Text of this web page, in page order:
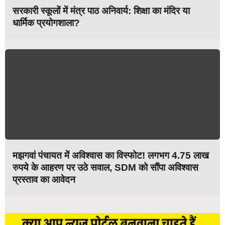
सरकारी स्कूलों में मंत्र पाठ अनिवार्य: शिक्षा का मंदिर या
धार्मिक प्रयोगशाला?
मझगवां पंचायत में अविश्वास का विस्फोट! लगभग 4.75 लाख
रुपये के आहरण पर उठे सवाल, SDM को सौंपा अविश्वास
प्रस्ताव का आवेदन